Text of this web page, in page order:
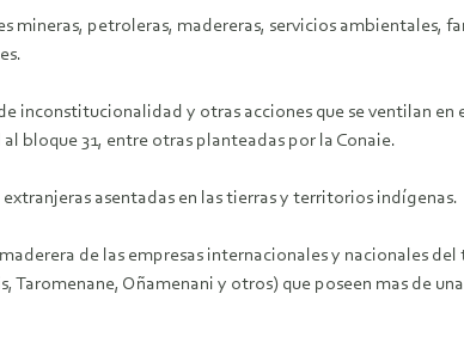
mineras, petroleras, madereras, servicios
inconstitucionalidad y otras acciones que se ventilan
bloque 31, entre otras planteadas por la Conaie.
asentadas en las tierras y territorios indígenas.
de las empresas internacionales y nacionales
Oñamenani y otros) que poseen mas de